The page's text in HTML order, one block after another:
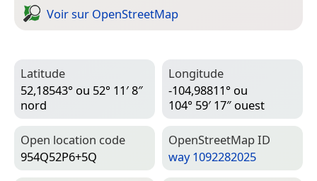
Voir sur Open­Street­Map
Latitude
52,18543° ou 52° 11′ 8″
nord
Longitude
-104,98811° ou
104° 59′ 17″ ouest
Open location code
954Q52P6+5Q
Open­Street­Map ID
way 1092282025